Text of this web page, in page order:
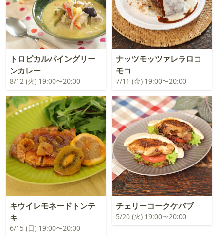
トロピカルパイングリー
ンカレー
8/12 (火) 19:00〜20:00
ナッツモッツァレラロコ
モコ
7/11 (金) 19:00〜20:00
キウイレモネードトンテ
キ
6/15 (日) 19:00〜20:00
チェリーコークケバブ
5/20 (火) 19:00〜20:00